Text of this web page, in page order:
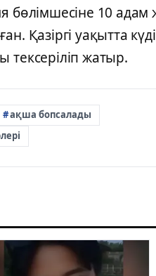
10 адам
Қазіргі уақытта
жатыр.
ақша бопсалады